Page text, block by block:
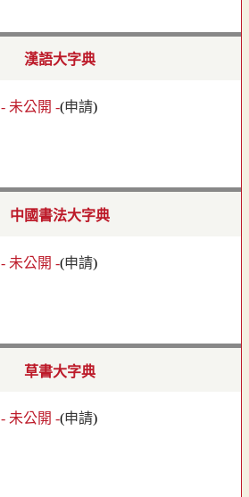
漢語大字典
- 未公開 -(申請)
中國書法大字典
- 未公開 -(申請)
草書大字典
- 未公開 -(申請)